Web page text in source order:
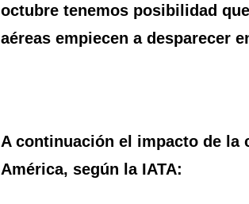
octubre tenemos posibilidad
aéreas empiecen a desparecer
A continuación el impacto de la
América, según la IATA: